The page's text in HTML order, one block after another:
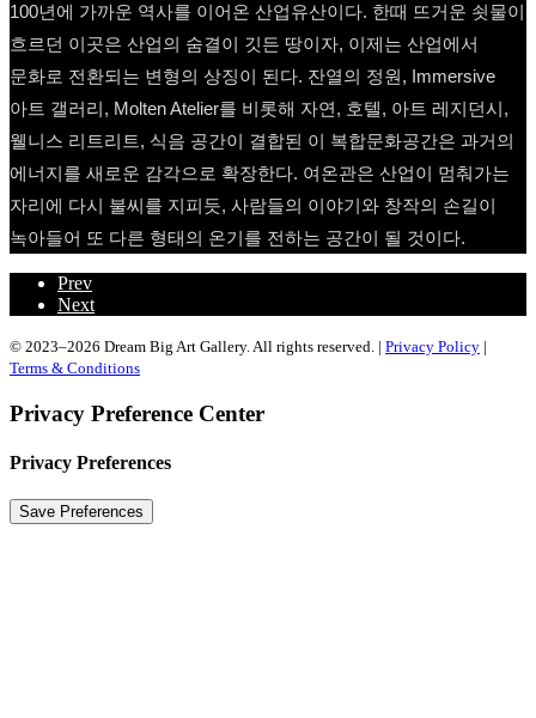
100년에 가까운 역사를 이어온 산업유산이다. 한때 뜨거운 쇳물이
흐르던 이곳은 산업의 숨결이 깃든 땅이자, 이제는 산업에서
문화로 전환되는 변형의 상징이 된다. 잔열의 정원, Immersive
아트 갤러리, Molten Atelier를 비롯해 자연, 호텔, 아트 레지던시,
웰니스 리트리트, 식음 공간이 결합된 이 복합문화공간은 과거의
에너지를 새로운 감각으로 확장한다. 여온관은 산업이 멈춰가는
자리에 다시 불씨를 지피듯, 사람들의 이야기와 창작의 손길이
녹아들어 또 다른 형태의 온기를 전하는 공간이 될 것이다.
Prev
Next
© 2023–2026 Dream Big Art Gallery. All rights reserved. | Privacy Policy |
Terms & Conditions
Privacy Preference Center
Privacy Preferences